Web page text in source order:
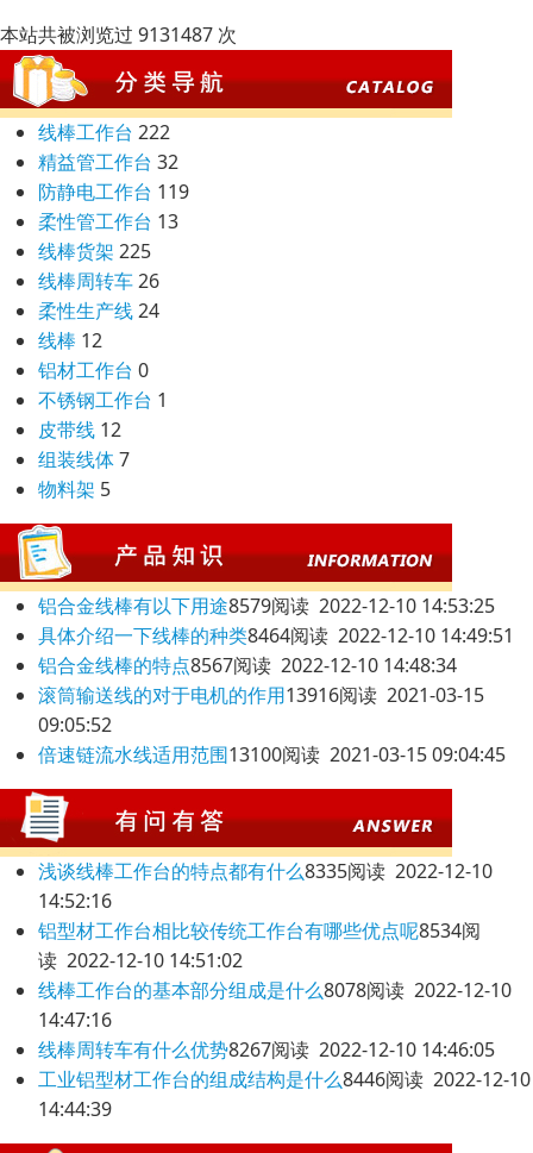
本站共被浏览过 9131487 次
线棒工作台 222
精益管工作台 32
防静电工作台 119
柔性管工作台 13
线棒货架 225
线棒周转车26
柔性生产线24
线棒 12
铝材工作台 0
不锈钢工作台 1
皮带线 12
组装线体7
物料架 5
铝合金线棒有以下用途8579阅读 2022-12-10 14:53:25
具体介绍一下线棒的种类8464阅读 2022-12-10 14:49:51
铝合金线棒的特点8567阅读 2022-12-10 14:48:34
滚筒输送线的对于电机的作用13916阅读 2021-03-15
09:05:52
倍速链流水线适用范围13100阅读 2021-03-15 09:04:45
浅谈线棒工作台的特点都有什么8335阅读 2022-12-10
14:52:16
铝型材工作台相比较传统工作台有哪些优点呢8534阅
读 2022-12-10 14:51:02
线棒工作台的基本部分组成是什么8078阅读 2022-12-10
14:47:16
线棒周转车有什么优势8267阅读 2022-12-10 14:46:05
工业铝型材工作台的组成结构是什么8446阅读 2022-12-10
14:44:39